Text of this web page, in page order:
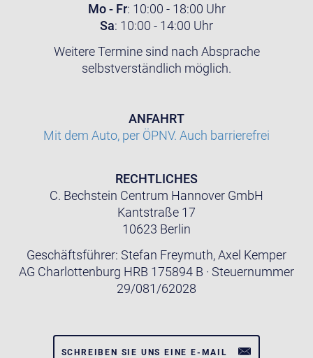
Mo - Fr: 10:00 - 18:00 Uhr
Sa: 10:00 - 14:00 Uhr
Weitere Termine sind nach Absprache
selbstverständlich möglich.
ANFAHRT
Mit dem Auto, per ÖPNV. Auch barrierefrei
RECHTLICHES
C. Bechstein Centrum Hannover GmbH
Kantstraße 17
10623 Berlin
Geschäftsführer: Stefan Freymuth, Axel Kemper
AG Charlottenburg HRB 175894 B · Steuernummer
29/081/62028
SCHREIBEN SIE UNS EINE E-MAIL